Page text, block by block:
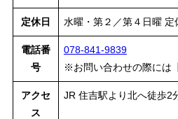
定休日 水曜・第２／第４日曜 定
電話番
号
078-841-9839
※お問い合わせの際には
アクセ
ス
JR 住吉駅より北へ徒歩2